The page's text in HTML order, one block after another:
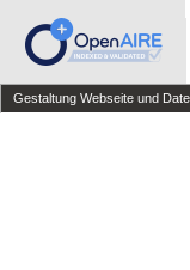
Gestaltung Webseite und